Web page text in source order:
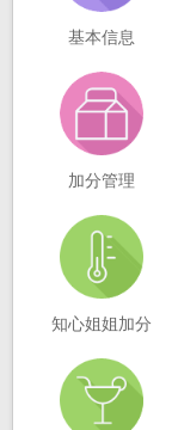
基本信息
加分管理
知心姐姐加分